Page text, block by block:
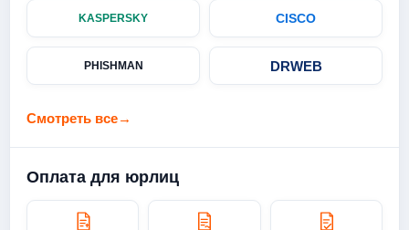
KASPERSKY CISCO
PHISHMAN DRWEB
Смотреть все→
Оплата для юрлиц